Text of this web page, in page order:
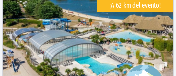
¡A 62 km del evento!